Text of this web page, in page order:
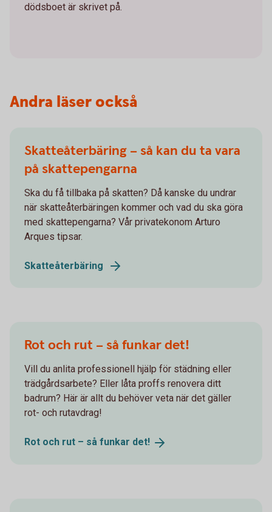
dödsboet är skrivet på.
Andra läser också
Skatteåterbäring – så kan du ta vara
på skattepengarna
Ska du få tillbaka på skatten? Då kanske du undrar
när skatteåterbäringen kommer och vad du ska göra
med skattepengarna? Vår privatekonom Arturo
Arques tipsar.
Skatteåterbäring
Rot och rut – så funkar det!
Vill du anlita professionell hjälp för städning eller
trädgårdsarbete? Eller låta proffs renovera ditt
badrum? Här är allt du behöver veta när det gäller
rot- och rutavdrag!
Rot och rut – så funkar det!